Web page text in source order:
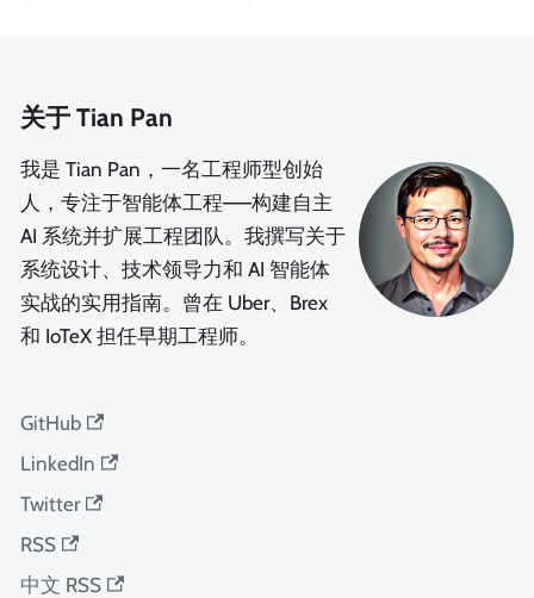
关于 Tian Pan
我是 Tian Pan，一名工程师型创始
人，专注于智能体工程——构建自主
AI 系统并扩展工程团队。我撰写关于
系统设计、技术领导力和 AI 智能体
实战的实用指南。曾在 Uber、Brex
和 IoTeX 担任早期工程师。
GitHub
LinkedIn
Twitter
RSS
中文 RSS